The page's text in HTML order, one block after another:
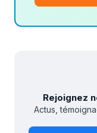
Rejoignez
Actus,